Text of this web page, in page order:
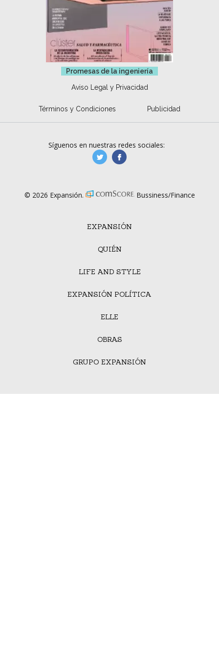
Promesas de la ingeniería
Aviso Legal y Privacidad
Términos y Condiciones Publicidad
EXPANSIÓN
QUIÉN
LIFE AND STYLE
EXPANSIÓN POLÍTICA
ELLE
OBRAS
GRUPO EXPANSIÓN
Síguenos en nuestras redes sociales:
manufacturaGE
© 2026 Expansión. Bussiness/Finance